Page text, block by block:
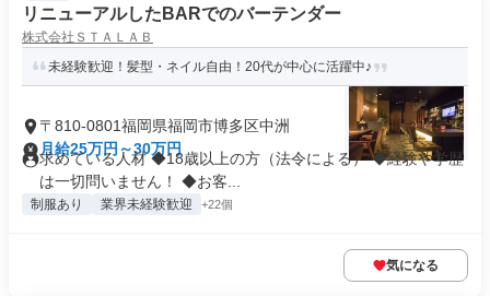
リニューアルしたBARでのバーテンダー
株式会社ＳＴＡＬＡＢ
未経験歓迎！髪型・ネイル自由！20代が中心に活躍中♪
〒810-0801福岡県福岡市博多区中洲
月給25万円～30万円
求めている人材 ◆18歳以上の方（法令による） ◆経験や学歴
は一切問いません！ ◆お客...
制服あり 業界未経験歓迎 +22個
気になる